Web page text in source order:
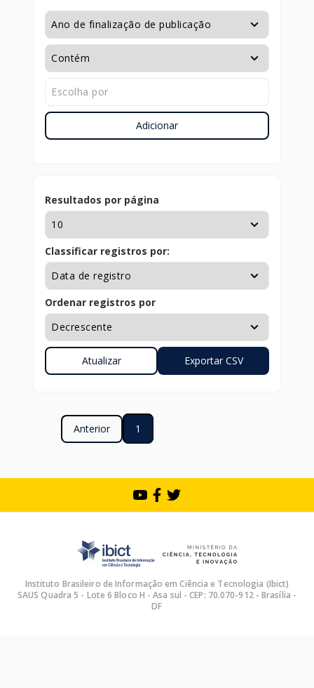
Adicionar
Resultados por página
Classificar registros por:
Ordenar registros por
Anterior 1
Instituto Brasileiro de Informação em Ciência e Tecnologia (Ibict)
SAUS Quadra 5 - Lote 6 Bloco H - Asa sul - CEP: 70.070-912 - Brasília -
DF